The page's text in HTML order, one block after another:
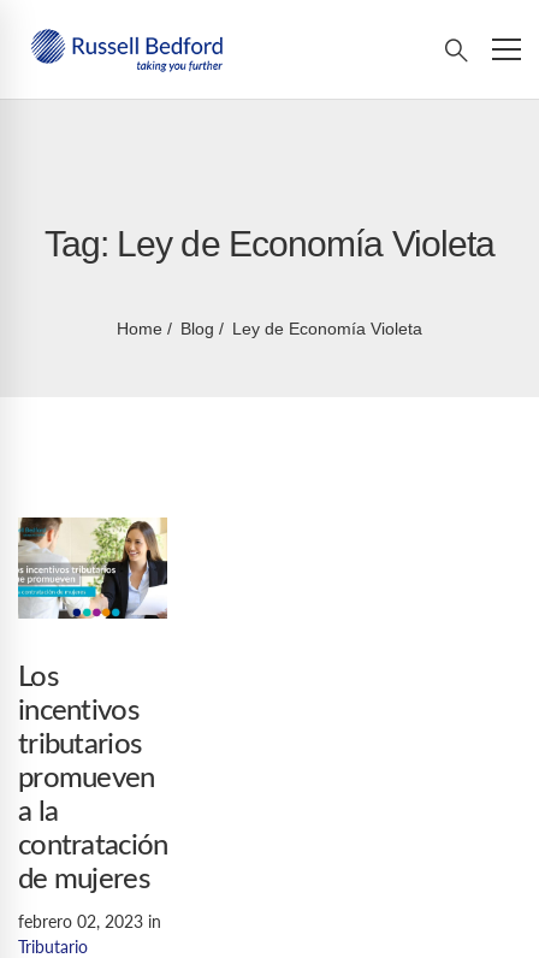
Tag: Ley de Economía Violeta
Home Blog Ley de Economía Violeta
Los
incentivos
tributarios
promueven
a la
contratación
de mujeres
febrero 02, 2023 in
Tributario